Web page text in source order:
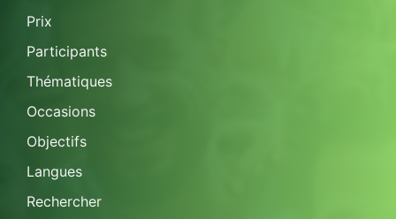
Prix
Participants
Thématiques
Occasions
Objectifs
Langues
Rechercher